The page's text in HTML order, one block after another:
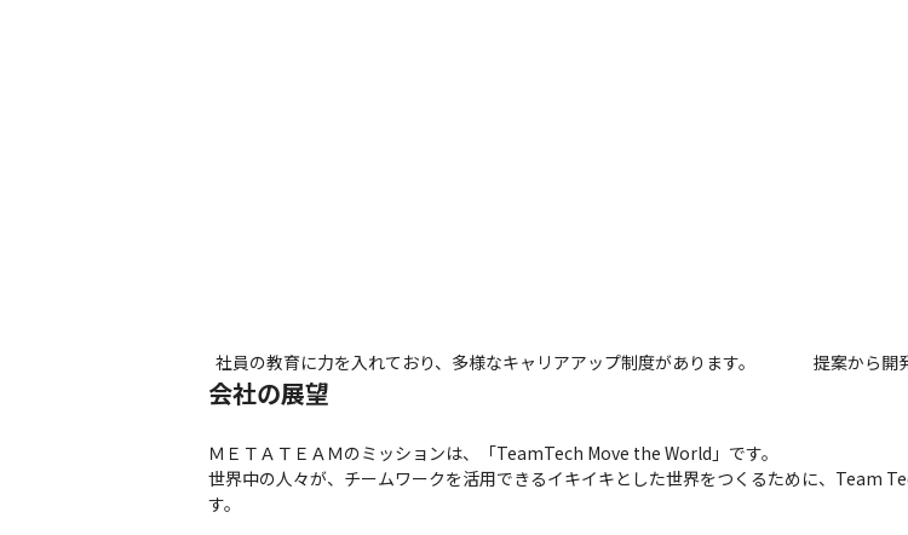
社員の教育に力を入れており、多様なキャリアアップ制度があります。 提案から開
会社の展望
ＭＥＴＡＴＥＡＭのミッションは、「TeamTech Move the World」です。
世界中の人々が、チームワークを活用できるイキイキとした世界をつくるために、Team
す。